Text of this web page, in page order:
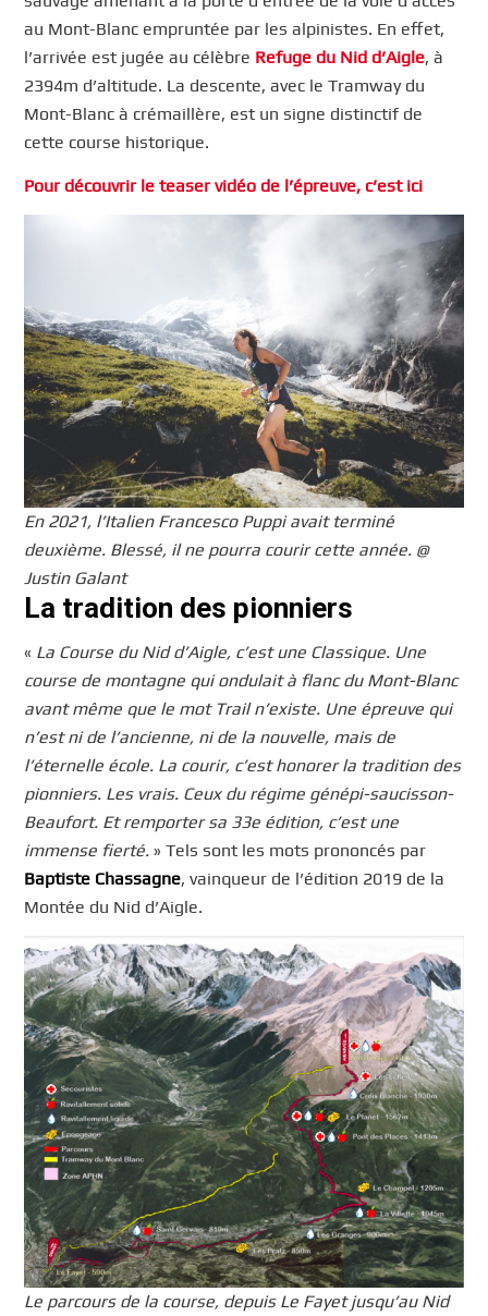
au Mont-Blanc empruntée par les alpinistes. En effet,
l’arrivée est jugée au célèbre Refuge du Nid d’Aigle, à
2394m d’altitude. La descente, avec le Tramway du
Mont-Blanc à crémaillère, est un signe distinctif de
cette course historique.
Pour découvrir le teaser vidéo de l’épreuve, c’est ici
En 2021, l’Italien Francesco Puppi avait terminé
deuxième. Blessé, il ne pourra courir cette année. @
Justin Galant
La tradition des pionniers
« La Course du Nid d’Aigle, c’est une Classique. Une
course de montagne qui ondulait à flanc du Mont-Blanc
avant même que le mot Trail n’existe. Une épreuve qui
n’est ni de l’ancienne, ni de la nouvelle, mais de
l’éternelle école. La courir, c’est honorer la tradition des
pionniers. Les vrais. Ceux du régime génépi-saucisson-
Beaufort. Et remporter sa 33e édition, c’est une
immense fierté. » Tels sont les mots prononcés par
Baptiste Chassagne, vainqueur de l’édition 2019 de la
Montée du Nid d’Aigle.
Le parcours de la course, depuis Le Fayet jusqu’au Nid